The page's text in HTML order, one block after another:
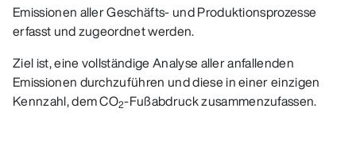
Emissionen aller Geschäfts- und Produktionsprozesse
erfasst und zugeordnet werden.
Ziel ist, eine vollständige Analyse aller anfallenden
Emissionen durchzuführen und diese in einer einzigen
Kennzahl, dem CO2-Fußabdruck zusammenzufassen.